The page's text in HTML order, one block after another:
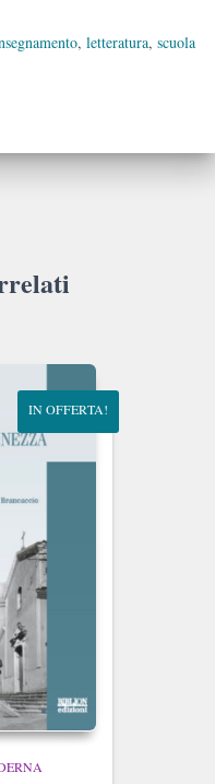
, letteratura, scuola
IN OFFERTA!